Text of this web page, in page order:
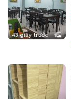
43 giây trước 1